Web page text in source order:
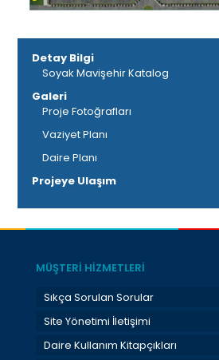
Detay Bilgi
Soyak Mavişehir Katalog
Galeri
Proje Fotoğrafları
Vaziyet Planı
Daire Planı
Projeye Ulaşım
MÜŞTERİ HİZMETLERİ
Sıkça Sorulan Sorular
Site Yönetimi İletişimi
Daire Kullanım Kitapçıkları